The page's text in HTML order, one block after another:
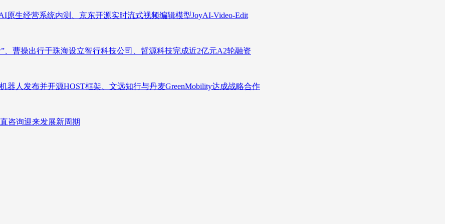
生经营系统内测、京东开源实时流式视频编辑模型JoyAI-Video-Edit
曹操出行于珠海设立智行科技公司、哲源科技完成近2亿元A2轮融资
器人发布并开源HOST框架、文远知行与丹麦GreenMobility达成战略合作
咨询迎来发展新周期